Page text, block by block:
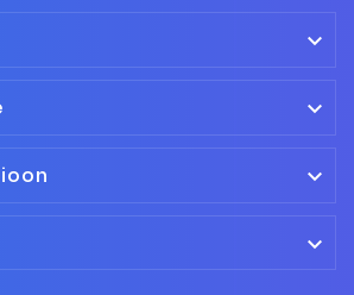



